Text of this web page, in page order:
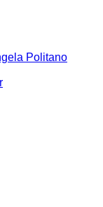
Politano